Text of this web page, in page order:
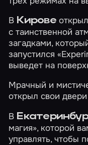
В Кирове
с таинственной
загадками,
запустился
выведет на
Мрачный и
открыл свои
В
магия», которой
управлять, чтобы